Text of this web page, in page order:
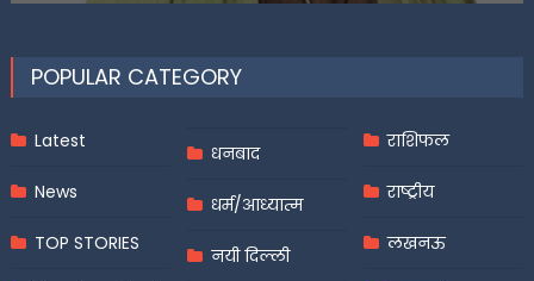
POPULAR CATEGORY
Latest
News
TOP STORIES
धनबाद
धर्म/आध्यात्म
नयी दिल्ली
राशिफल
राष्ट्रीय
लखनऊ